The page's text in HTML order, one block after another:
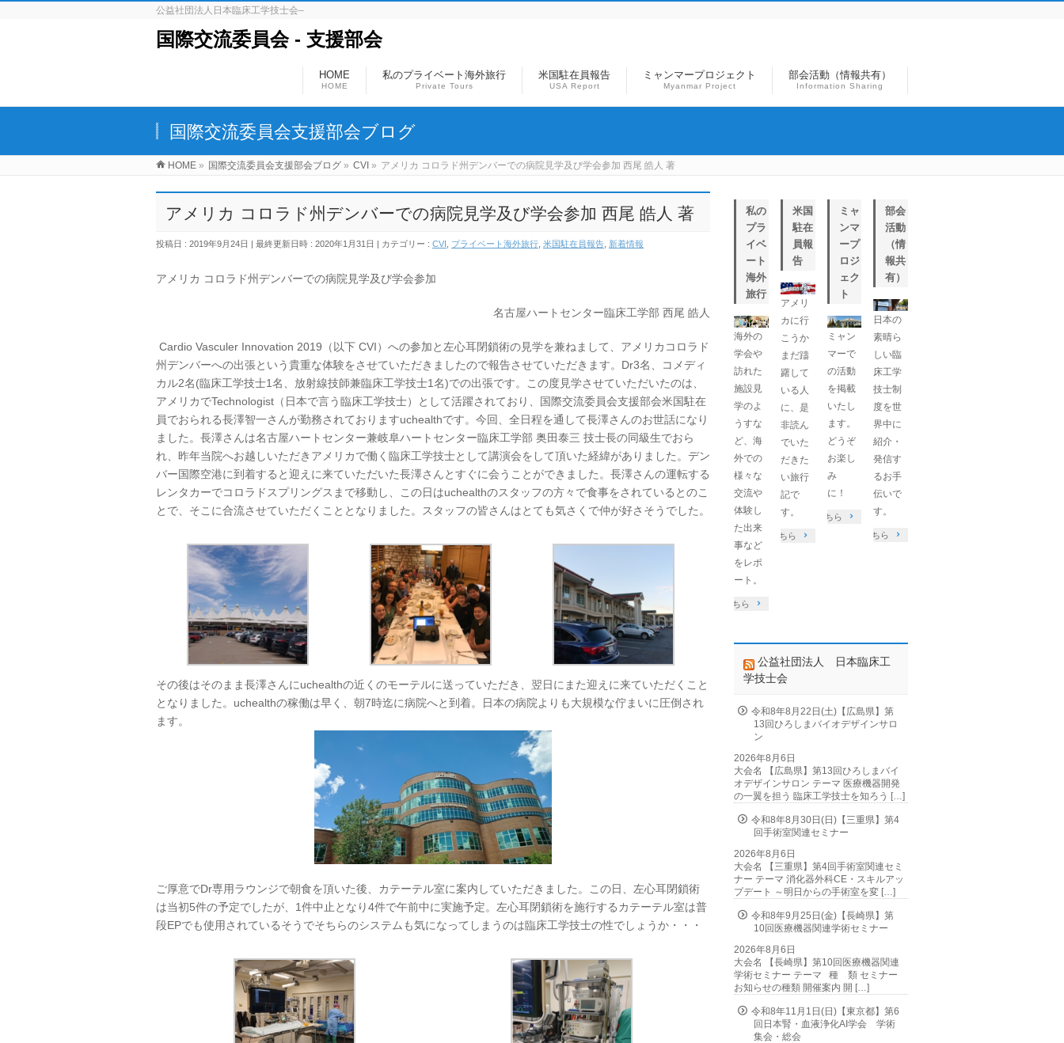
公益社団法人日本臨床工学技士会–
国際交流委員会 ‐ 支援部会
HOME
HOME
私のプライベート海外旅行
Private Tours
米国駐在員報告
USA Report
ミャンマープロジェクト
Myanmar Project
部会活動（情報共有）
Information Sharing
国際交流委員会支援部会ブログ
HOME » 国際交流委員会支援部会ブログ » CVI » アメリカ コロラド州デンバーでの病院見学及び学会参加 西尾 皓人 著
アメリカ コロラド州デンバーでの病院見学及び学会参加 西尾 皓人 著
投稿日 : 2019年9月24日 最終更新日時 : 2020年1月31日 カテゴリー : CVI プライベート海外旅行 米国駐在員報告 新着情報
アメリカ コロラド州デンバーでの病院見学及び学会参加
名古屋ハートセンター臨床工学部 西尾 皓人
Cardio Vasculer Innovation 2019（以下 CVI）への参加と左心耳閉鎖術の見学を兼ねまして、アメリカコロラド
州デンバーへの出張という貴重な体験をさせていただきましたので報告させていただきます。Dr3名、コメディ
カル2名(臨床工学技士1名、放射線技師兼臨床工学技士1名)での出張です。この度見学させていただいたのは、
アメリカでTechnologist（日本で言う臨床工学技士）として活躍されており、国際交流委員会支援部会米国駐在
員でおられる長澤智一さんが勤務されておりますuchealthです。今回、全日程を通して長澤さんのお世話になり
ました。長澤さんは名古屋ハートセンター兼岐阜ハートセンター臨床工学部 奥田泰三 技士長の同級生でおら
れ、昨年当院へお越しいただきアメリカで働く臨床工学技士として講演会をして頂いた経緯がありました。デン
バー国際空港に到着すると迎えに来ていただいた長澤さんとすぐに会うことができました。長澤さんの運転する
レンタカーでコロラドスプリングスまで移動し、この日はuchealthのスタッフの方々で食事をされているとのこ
とで、そこに合流させていただくこととなりました。スタッフの皆さんはとても気さくで仲が好さそうでした。
その後はそのまま長澤さんにuchealthの近くのモーテルに送っていただき、翌日にまた迎えに来ていただくこと
となりました。uchealthの稼働は早く、朝7時迄に病院へと到着。日本の病院よりも大規模な佇まいに圧倒され
ます。
ご厚意でDr専用ラウンジで朝食を頂いた後、カテーテル室に案内していただきました。この日、左心耳閉鎖術
は当初5件の予定でしたが、1件中止となり4件で午前中に実施予定。左心耳閉鎖術を施行するカテーテル室は普
段EPでも使用されているそうでそちらのシステムも気になってしまうのは臨床工学技士の性でしょうか・・・
私の
プラ
イベ
ート
海外
旅行
海外の
学会や
訪れた
施設見
学のよ
うすな
ど、海
外での
様々な
交流や
体験し
た出来
事など
をレポ
ート。
詳しくはこちら
米国
駐在
員報
告
アメリ
カに行
こうか
まだ躊
躇して
いる人
に、是
非読ん
でいた
だきた
い旅行
記で
す。
詳しくはこちら
ミャ
ンマ
ープ
ロジ
ェク
ト
ミャン
マーで
の活動
を掲載
いたし
ます。
どうぞ
お楽し
み
に！
詳しくはこちら
部会
活動
（情
報共
有）
日本の
素晴ら
しい臨
床工学
技士制
度を世
界中に
紹介・
発信す
るお手
伝いで
す。
詳しくはこちら
公益社団法人 日本臨床工
学技士会
令和8年8月22日(土)【広島県】第
13回ひろしまバイオデザインサロ
ン
2026年8月6日
大会名 【広島県】第13回ひろしまバイ
オデザインサロン テーマ 医療機器開発
の一翼を担う 臨床工学技士を知ろう […]
令和8年8月30日(日)【三重県】第4
回手術室関連セミナー
2026年8月6日
大会名 【三重県】第4回手術室関連セミ
ナー テーマ 消化器外科CE・スキルアッ
プデート ～明日からの手術室を変 […]
令和8年9月25日(金)【長崎県】第
10回医療機器関連学術セミナー
2026年8月6日
大会名 【長崎県】第10回医療機器関連
学術セミナー テーマ 種 類 セミナー
お知らせの種類 開催案内 開 […]
令和8年11月1日(日)【東京都】第6
回日本腎・血液浄化AI学会 学術
集会・総会